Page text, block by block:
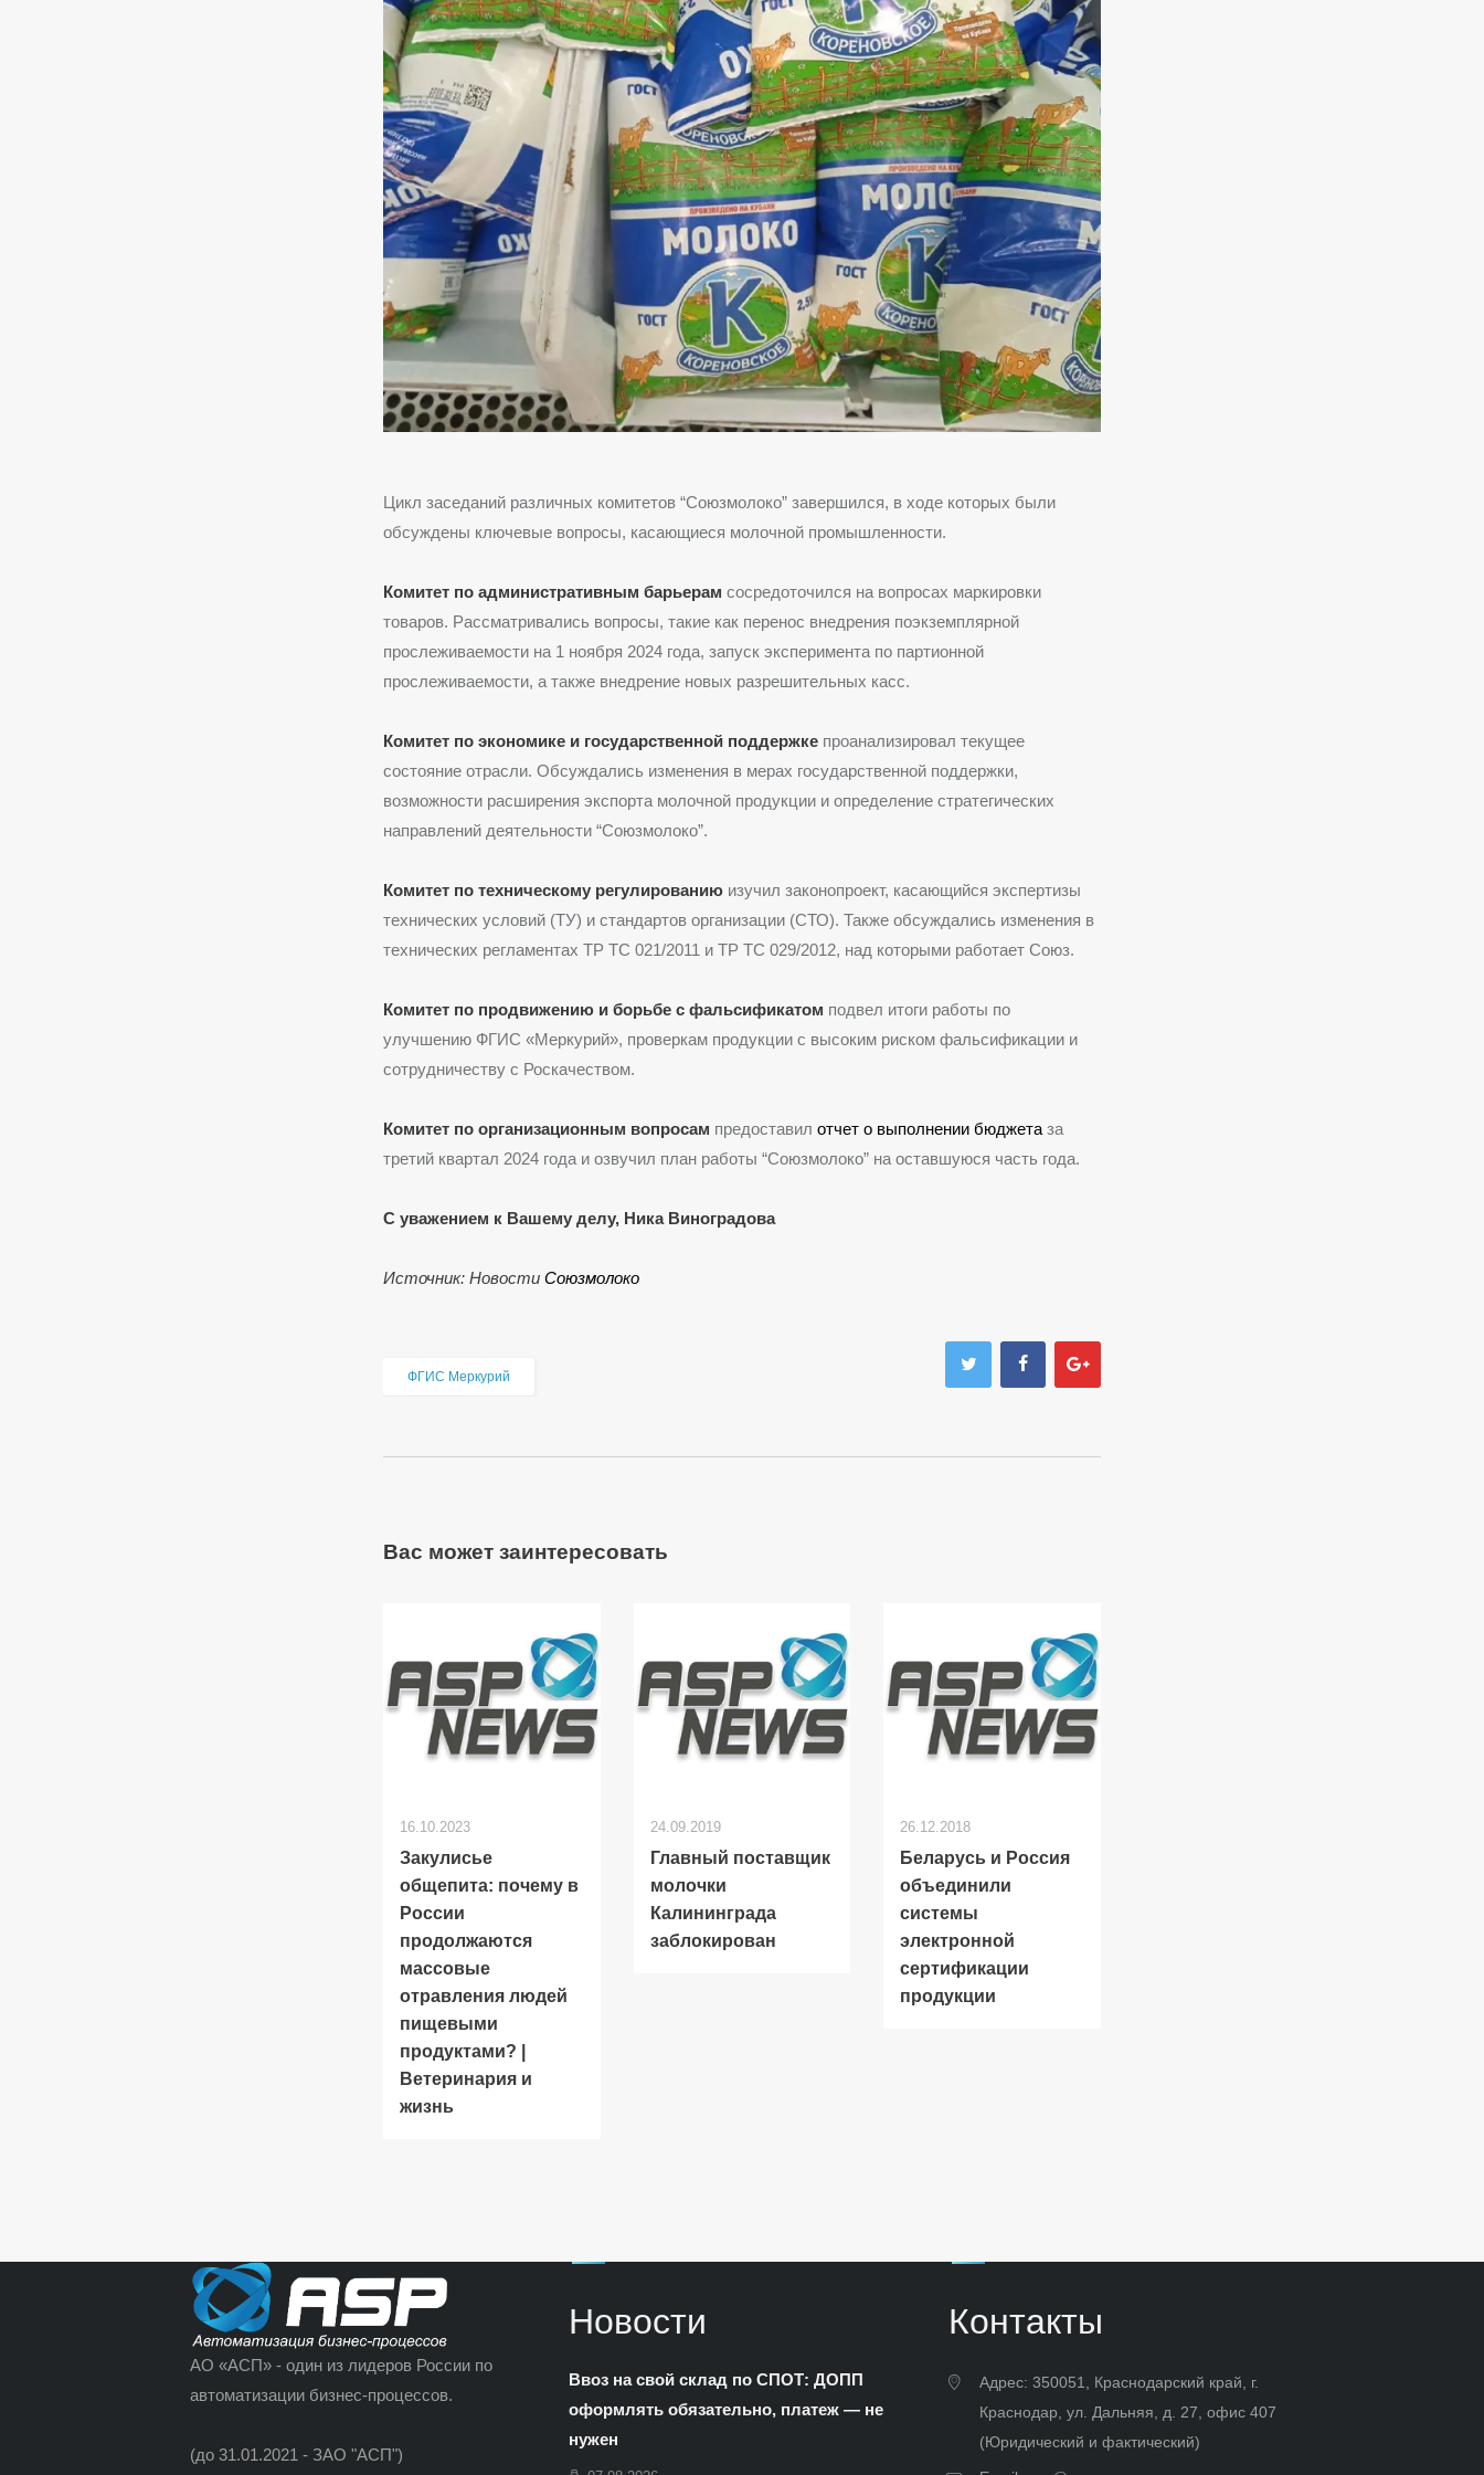
Цикл заседаний различных комитетов “Союзмолоко” завершился, в ходе которых были
обсуждены ключевые вопросы, касающиеся молочной промышленности.
Комитет по административным барьерам сосредоточился на вопросах маркировки
товаров. Рассматривались вопросы, такие как перенос внедрения поэкземплярной
прослеживаемости на 1 ноября 2024 года, запуск эксперимента по партионной
прослеживаемости, а также внедрение новых разрешительных касс.
Комитет по экономике и государственной поддержке проанализировал текущее
состояние отрасли. Обсуждались изменения в мерах государственной поддержки,
возможности расширения экспорта молочной продукции и определение стратегических
направлений деятельности “Союзмолоко”.
Комитет по техническому регулированию изучил законопроект, касающийся экспертизы
технических условий (ТУ) и стандартов организации (СТО). Также обсуждались изменения в
технических регламентах ТР ТС 021/2011 и ТР ТС 029/2012, над которыми работает Союз.
Комитет по продвижению и борьбе с фальсификатом подвел итоги работы по
улучшению ФГИС «Меркурий», проверкам продукции с высоким риском фальсификации и
сотрудничеству с Роскачеством.
Комитет по организационным вопросам предоставил отчет о выполнении бюджета за
третий квартал 2024 года и озвучил план работы “Союзмолоко” на оставшуюся часть года.
С уважением к Вашему делу, Ника Виноградова
Источник: Новости Союзмолоко
ФГИС Меркурий
Вас может заинтересовать
16.10.2023
Закулисье
общепита: почему в
России
продолжаются
массовые
отравления людей
пищевыми
продуктами? |
Ветеринария и
жизнь
24.09.2019
Главный поставщик
молочки
Калининграда
заблокирован
26.12.2018
Беларусь и Россия
объединили
системы
электронной
сертификации
продукции
АО «АСП» - один из лидеров России по
автоматизации бизнес-процессов.
(до 31.01.2021 - ЗАО "АСП")
Новости
Ввоз на свой склад по СПОТ: ДОПП
оформлять обязательно, платеж — не
нужен
Контакты
Адрес: 350051, Краснодарский край, г.
Краснодар, ул. Дальняя, д. 27, офис 407
(Юридический и фактический)